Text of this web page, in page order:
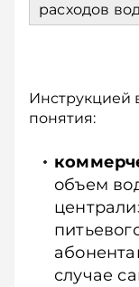
расходов
Инструкцией
понятия:
объем
случае